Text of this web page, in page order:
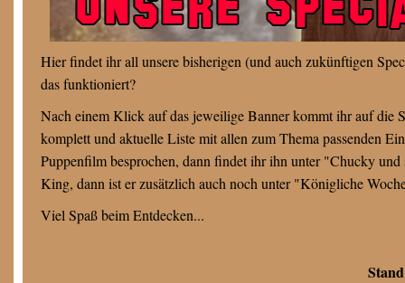
Hier findet ihr all unsere bisherigen (und auch zukünftigen
das funktioniert?
Nach einem Klick auf das jeweilige Banner kommt ihr auf die
komplett und aktuelle Liste mit allen zum Thema passenden
Puppenfilm besprochen, dann findet ihr ihn unter "Chucky
King, dann ist er zusätzlich auch noch unter "Königliche
Viel Spaß beim Entdecken...